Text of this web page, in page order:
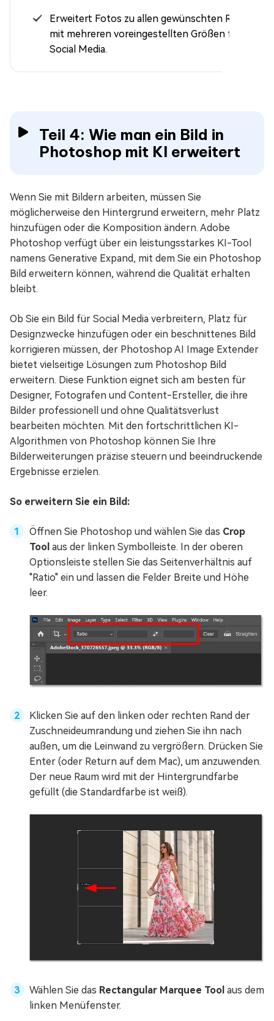
Erweitert Fotos zu allen gewünschten Rändern
mit mehreren voreingestellten Größen für
Social Media.
Teil 4: Wie man ein Bild in
Photoshop mit KI erweitert
Wenn Sie mit Bildern arbeiten, müssen Sie
möglicherweise den Hintergrund erweitern, mehr Platz
hinzufügen oder die Komposition ändern. Adobe
Photoshop verfügt über ein leistungsstarkes KI-Tool
namens Generative Expand, mit dem Sie ein Photoshop
Bild erweitern können, während die Qualität erhalten
bleibt.
Ob Sie ein Bild für Social Media verbreitern, Platz für
Designzwecke hinzufügen oder ein beschnittenes Bild
korrigieren müssen, der Photoshop AI Image Extender
bietet vielseitige Lösungen zum Photoshop Bild
erweitern. Diese Funktion eignet sich am besten für
Designer, Fotografen und Content-Ersteller, die ihre
Bilder professionell und ohne Qualitätsverlust
bearbeiten möchten. Mit den fortschrittlichen KI-
Algorithmen von Photoshop können Sie Ihre
Bilderweiterungen präzise steuern und beeindruckende
Ergebnisse erzielen.
So erweitern Sie ein Bild:
Öffnen Sie Photoshop und wählen Sie das Crop
Tool aus der linken Symbolleiste. In der oberen
Optionsleiste stellen Sie das Seitenverhältnis auf
"Ratio" ein und lassen die Felder Breite und Höhe
leer.
Klicken Sie auf den linken oder rechten Rand der
Zuschneideumrandung und ziehen Sie ihn nach
außen, um die Leinwand zu vergrößern. Drücken Sie
Enter (oder Return auf dem Mac), um anzuwenden.
Der neue Raum wird mit der Hintergrundfarbe
gefüllt (die Standardfarbe ist weiß).
Wählen Sie das Rectangular Marquee Tool aus dem
linken Menüfenster.